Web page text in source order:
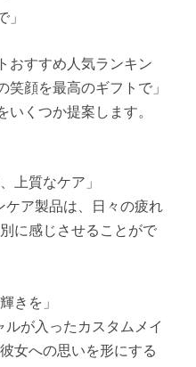
」
おすすめ人気ランキン
顔を最高のギフトで」
くつか提案します。
上質なケア」
ケア製品は、日々の疲れ
に感じさせることがで
きを」
ルが入ったカスタムメイ
女への思いを形にする